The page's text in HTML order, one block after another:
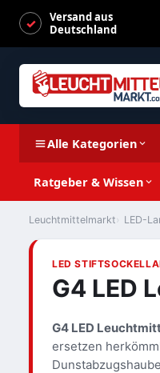
Versand aus
Deutschland
Alle Kategorien
Ratgeber & Wissen
Leuchtmittelmarkt LED-
LED
G4 LED
G4 LED
ersetzen